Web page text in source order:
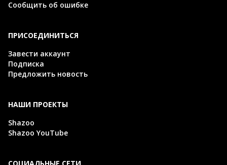
Сообщить об ошибке
ПРИСОЕДИНИТЬСЯ
Завести аккаунт
Подписка
Предложить новость
НАШИ ПРОЕКТЫ
Shazoo
Shazoo YouTube